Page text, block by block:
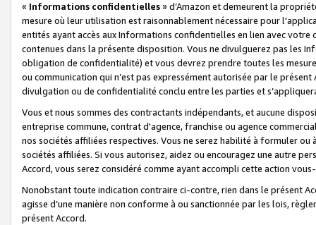
« Informations confidentielles» d’Amazon et demeurent la
mesure où leur utilisation est raisonnablement nécessaire pour
entités ayant accès aux Informations confidentielles en lien avec
contenues dans la présente disposition. Vous ne divulguerez pas les
obligation de confidentialité) et vous devrez prendre toutes les
ou communication qui n’est pas expressément autorisée par le
divulgation ou de confidentialité conclu entre les parties et
Vous et nous sommes des contractants indépendants, et aucune
entreprise commune, contrat d'agence, franchise ou agence
nos sociétés affiliées respectives. Vous ne serez habilité à formuler
sociétés affiliées. Si vous autorisez, aidez ou encouragez une autre
Accord, vous serez considéré comme ayant accompli cette action
Nonobstant toute indication contraire ci-contre, rien dans le présent
agisse d’une manière non conforme à ou sanctionnée par les lois,
présent Accord.